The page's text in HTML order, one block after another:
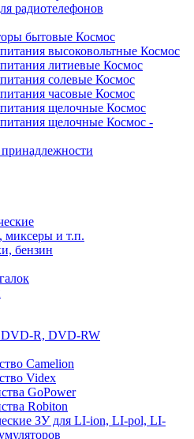
радиотелефонов
бытовые Космос
высоковольтные Космос
литиевые Космос
солевые Космос
часовые Космос
щелочные Космос
щелочные Космос -
и т.п.
бензин
R, DVD-RW
Camelion
Videx
GoPower
Robiton
ЗУ для LI-ion, LI-pol, LI-